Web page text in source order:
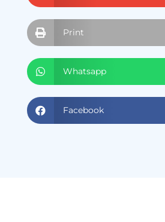
 Print
 Whatsapp
 Facebook